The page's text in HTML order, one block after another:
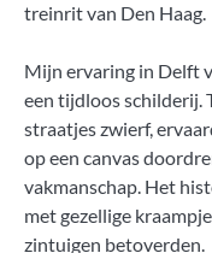
treinrit van Den Haag.
Mijn ervaring in Delft
een tijdloos schilderij.
straatjes zwierf,
op een canvas
vakmanschap. Het
met gezellige
zintuigen betoverden.